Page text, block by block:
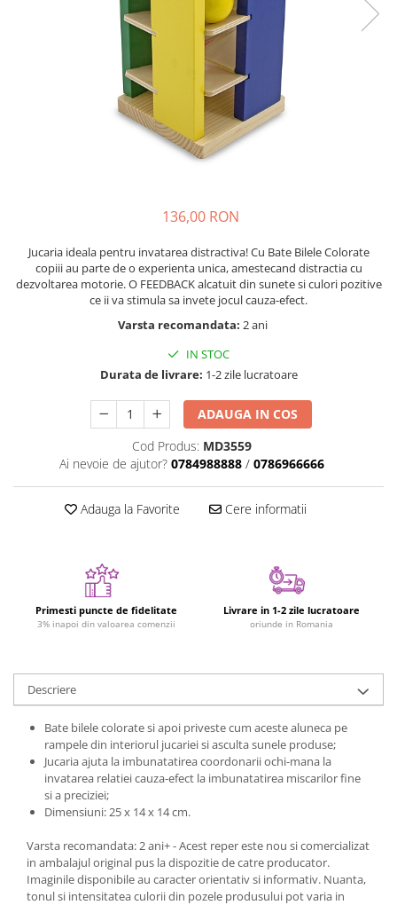
Proiector pentru copii
Instrumente muzicale pentru copii
Caruseluri muzicale
Casa de papusi
Bormasina magica
Costum Halloween Copii
Jucarii Montessori
Nevoi speciale si sindrom Down
Jucarii cu alfabet
Seturi Numberblocks
Jucarii de motricitate
Jucarii fructe si legume
Puzzle clasic
Puzzle incastru
Puzzle de podea
IQ puzzle
Jucarii bebelusi
Jucarii de baie
Zornaitoare
Jucarii dentitie
Jucarii senzoriale
Jucarii motrice pentru bebelusi
Cadou copii 10 ani
Cadou copii 11 ani
136,00 RON
Jucaria ideala pentru invatarea distractiva! Cu Bate Bilele Colorate
copiii au parte de o experienta unica, amestecand distractia cu
dezvoltarea motorie. O FEEDBACK alcatuit din sunete si culori pozitive
ce ii va stimula sa invete jocul cauza-efect.
Varsta recomandata: 2 ani
IN STOC
Durata de livrare: 1-2 zile lucratoare
ADAUGA IN COS
Cod Produs: MD3559
Ai nevoie de ajutor? 0784988888 / 0786966666
Adauga la Favorite Cere informatii
Primesti puncte de fidelitate
3% inapoi din valoarea comenzii
Livrare in 1-2 zile lucratoare
oriunde in Romania
Descriere
Bate bilele colorate si apoi priveste cum aceste aluneca pe
rampele din interiorul jucariei si asculta sunele produse;
Jucaria ajuta la imbunatatirea coordonarii ochi-mana la
invatarea relatiei cauza-efect la imbunatatirea miscarilor fine
si a preciziei;
Dimensiuni: 25 x 14 x 14 cm.
Varsta recomandata: 2 ani+ - Acest reper este nou si comercializat
in ambalajul original pus la dispozitie de catre producator.
Imaginile disponibile au caracter orientativ si informativ. Nuanta,
tonul si intensitatea culorii din pozele produsului pot varia in